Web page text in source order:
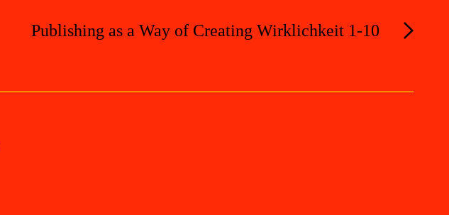
Publishing as a Way of Creating Wirklichkeit 1-10